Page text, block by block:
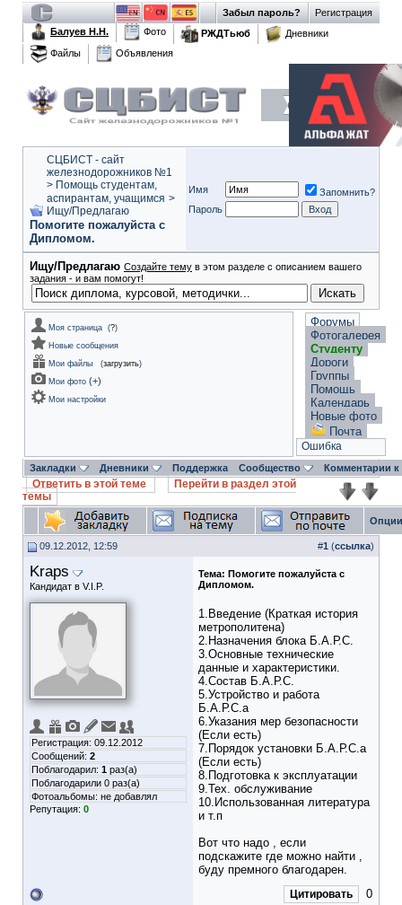
Регистрация
Забыл пароль?
Балуев Н.Н.
Фото РЖДТьюб
Дневники
Файлы
Объявления
СЦБИСТ - сайт
железнодорожников №1
> Помощь студентам,
аспирантам, учащимся >
Ищу/Предлагаю
Помогите пожалуйста с
Дипломом.
Имя
Запомнить?
Пароль
Ищу/Предлагаю Создайте тему в этом разделе с описанием вашего
задания - и вам помогут!
Моя страница (?)
Новые сообщения
Мои файлы
(загрузить)
Мои фото (+)
Мои настройки
Форумы
Фотогалерея
Студенту
Дороги
Группы
Помощь
Календарь
Новые фото
Почта
Ошибка
Закладки Дневники Поддержка Сообщество Комментарии
Ответить в этой теме
Перейти в раздел этой
темы
09.12.2012, 12:59 #1 (ссылка)
Kraps
Кандидат в V.I.P.
Регистрация: 09.12.2012
Сообщений: 2
Поблагодарил: 1 раз(а)
Поблагодарили 0 раз(а)
Фотоальбомы: не добавлял
Репутация: 0
Тема: Помогите пожалуйста с
Дипломом.
1.Введение (Краткая история
метрополитена)
2.Назначения блока Б.А.Р.С.
3.Основные технические
данные и характеристики.
4.Состав Б.А.Р.С.
5.Устройство и работа
Б.А.Р.С.а
6.Указания мер безопасности
(Если есть)
7.Порядок установки Б.А.Р.С.а
(Если есть)
8.Подготовка к эксплуатации
9.Тех. обслуживание
10.Использованная литература
и т.п
Вот что надо , если
подскажите где можно найти ,
буду премного благодарен.
Цитировать 0